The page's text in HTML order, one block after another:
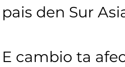
pais den Sur
E cambio ta